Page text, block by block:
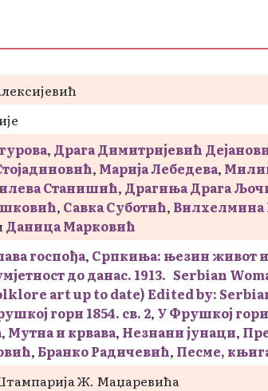
, Драга Димитријевић
, Марија Лебедева,
Станишић, Драгиња Драга
, Савка Суботић, Вилхелмина
Даница Марковић
госпођа, Српкиња: њезин живот
до данас. 1913. Serbian
art up to date) Edited by:
гори 1854. св. 2, У Фрушкој гори
, Мутна и крвава, Незнани јунаци,
, Бранко Радичевић, Песме,
Ж. Маџаревића